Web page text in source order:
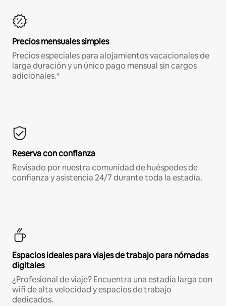
Precios mensuales simples
Precios especiales para alojamientos vacacionales de
larga duración y un único pago mensual sin cargos
adicionales.*
Reserva con confianza
Revisado por nuestra comunidad de huéspedes de
confianza y asistencia 24/7 durante toda la estadía.
Espacios ideales para viajes de trabajo para nómadas
digitales
¿Profesional de viaje? Encuentra una estadía larga con
wifi de alta velocidad y espacios de trabajo
dedicados.